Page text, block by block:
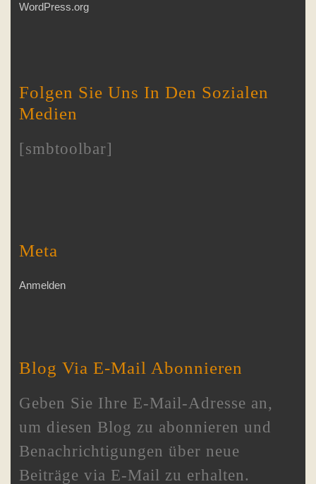
WordPress.org
Folgen Sie Uns In Den Sozialen
Medien
[smbtoolbar]
Meta
Anmelden
Blog Via E-Mail Abonnieren
Geben Sie Ihre E-Mail-Adresse an,
um diesen Blog zu abonnieren und
Benachrichtigungen über neue
Beiträge via E-Mail zu erhalten.